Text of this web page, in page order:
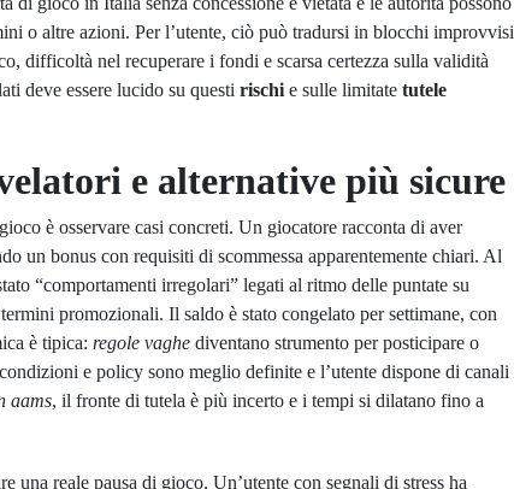
o altre azioni. Per l’utente, ciò può tradursi in blocchi improvvisi
difficoltà nel recuperare i fondi e scarsa certezza sulla validità
deve essere lucido su questi rischi e sulle limitate tutele
e alternative più sicure
è osservare casi concreti. Un giocatore racconta di aver
un bonus con requisiti di scommessa apparentemente chiari. Al
“comportamenti irregolari” legati al ritmo delle puntate su
promozionali. Il saldo è stato congelato per settimane, con
è tipica: regole vaghe diventano strumento per posticipare o
e policy sono meglio definite e l’utente dispone di canali
aams, il fronte di tutela è più incerto e i tempi si dilatano fino a
una reale pausa di gioco. Un’utente con segnali di stress ha